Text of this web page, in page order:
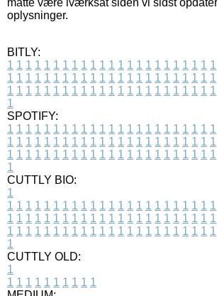
oplysninger.
BITLY:
1 1 1 1 1 1 1 1 1 1 1 1 1 1 1 1 1 1 1 1 1 1 1
1 1 1 1 1 1 1 1 1 1 1 1 1 1 1 1 1 1 1 1 1 1 1
1 1 1 1 1 1 1 1 1 1 1 1 1 1 1 1 1 1 1 1 1 1 1
1
SPOTIFY:
1 1 1 1 1 1 1 1 1 1 1 1 1 1 1 1 1 1 1 1 1 1 1
1 1 1 1 1 1 1 1 1 1 1 1 1 1 1 1 1 1 1 1 1 1 1
1 1 1 1 1 1 1 1 1 1 1 1 1 1 1 1 1 1 1 1 1 1 1
1
CUTTLY BIO:
1
1 1 1 1 1 1 1 1 1 1 1 1 1 1 1 1 1 1 1 1 1 1 1
1 1 1 1 1 1 1 1 1 1 1 1 1 1 1 1 1 1 1 1 1 1 1
1 1 1 1 1 1 1 1 1 1 1 1 1 1 1 1 1 1 1 1 1 1 1
1
CUTTLY OLD:
1
1 1 1 1 1 1 1 1 1 1